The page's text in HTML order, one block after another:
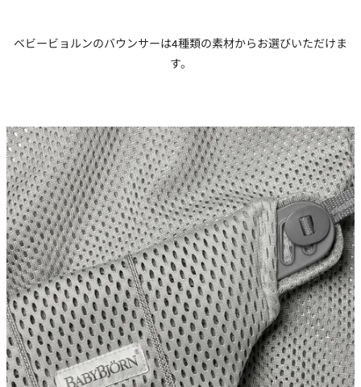
ベビービョルンのバウンサーは4種類の素材からお選びいただけま
す。